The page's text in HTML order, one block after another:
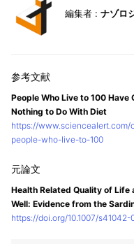
ナゾロ
People Who Live to 100 Have
Nothing to Do With Diet
https://
people-who-live-to-100
Health Related Quality of
Well: Evidence from the
https://doi.org/10.1007/